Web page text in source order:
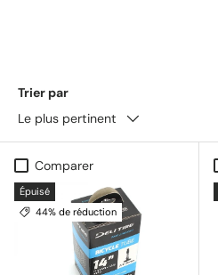
Trier par
Le plus pertinent
Comparer
Épuisé
44% de réduction